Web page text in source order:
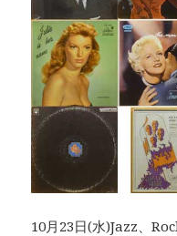
10月23日(水)Jazz、